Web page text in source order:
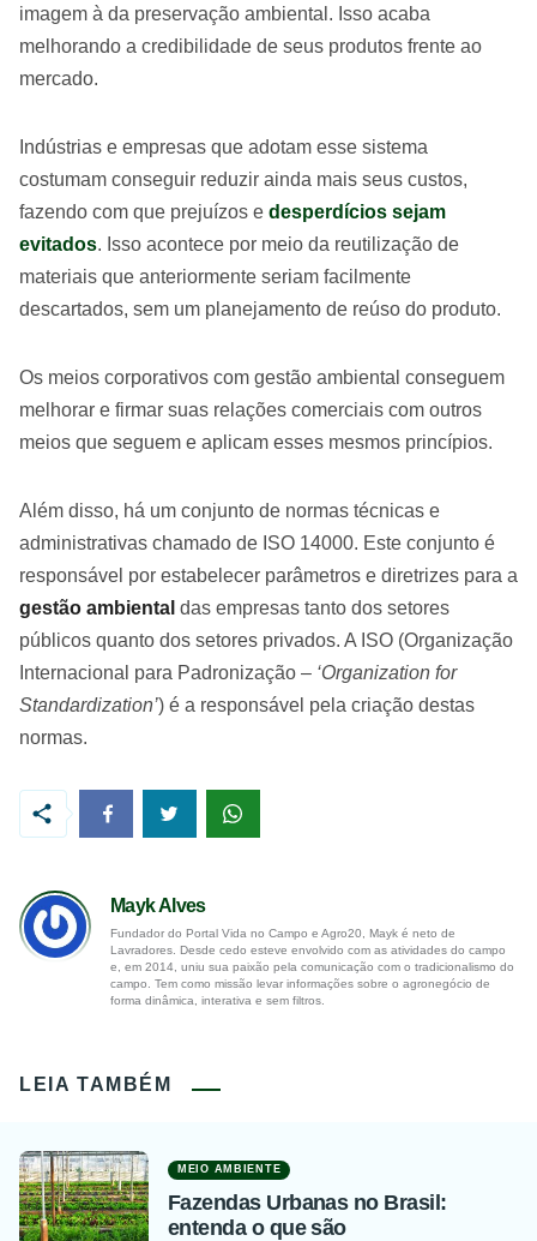
imagem à da preservação ambiental. Isso acaba
melhorando a credibilidade de seus produtos frente ao
mercado.
Indústrias e empresas que adotam esse sistema
costumam conseguir reduzir ainda mais seus custos,
fazendo com que prejuízos e desperdícios sejam
evitados. Isso acontece por meio da reutilização de
materiais que anteriormente seriam facilmente
descartados, sem um planejamento de reúso do produto.
Os meios corporativos com gestão ambiental conseguem
melhorar e firmar suas relações comerciais com outros
meios que seguem e aplicam esses mesmos princípios.
Além disso, há um conjunto de normas técnicas e
administrativas chamado de ISO 14000. Este conjunto é
responsável por estabelecer parâmetros e diretrizes para a
gestão ambiental das empresas tanto dos setores
públicos quanto dos setores privados. A ISO (Organização
Internacional para Padronização – ‘Organization for
Standardization’) é a responsável pela criação destas
normas.
Mayk Alves
Fundador do Portal Vida no Campo e Agro20, Mayk é neto de
Lavradores. Desde cedo esteve envolvido com as atividades do campo
e, em 2014, uniu sua paixão pela comunicação com o tradicionalismo do
campo. Tem como missão levar informações sobre o agronegócio de
forma dinâmica, interativa e sem filtros.
LEIA TAMBÉM
MEIO AMBIENTE
Fazendas Urbanas no Brasil:
entenda o que são